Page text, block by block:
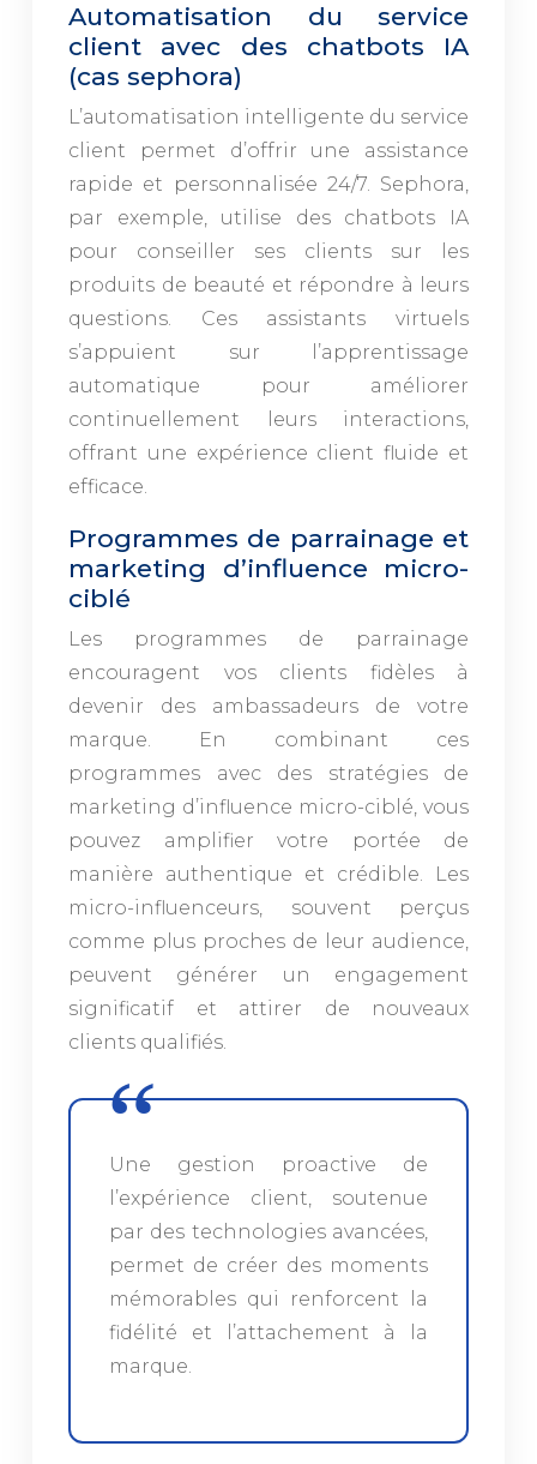
Automatisation du service
client avec des chatbots IA
(cas sephora)
L’automatisation intelligente du service
client permet d’offrir une assistance
rapide et personnalisée 24/7. Sephora,
par exemple, utilise des chatbots IA
pour conseiller ses clients sur les
produits de beauté et répondre à leurs
questions. Ces assistants virtuels
s’appuient sur l’apprentissage
automatique pour améliorer
continuellement leurs interactions,
offrant une expérience client fluide et
efficace.
Programmes de parrainage et
marketing d’influence micro-
ciblé
Les programmes de parrainage
encouragent vos clients fidèles à
devenir des ambassadeurs de votre
marque. En combinant ces
programmes avec des stratégies de
marketing d’influence micro-ciblé, vous
pouvez amplifier votre portée de
manière authentique et crédible. Les
micro-influenceurs, souvent perçus
comme plus proches de leur audience,
peuvent générer un engagement
significatif et attirer de nouveaux
clients qualifiés.
Une gestion proactive de
l’expérience client, soutenue
par des technologies avancées,
permet de créer des moments
mémorables qui renforcent la
fidélité et l’attachement à la
marque.